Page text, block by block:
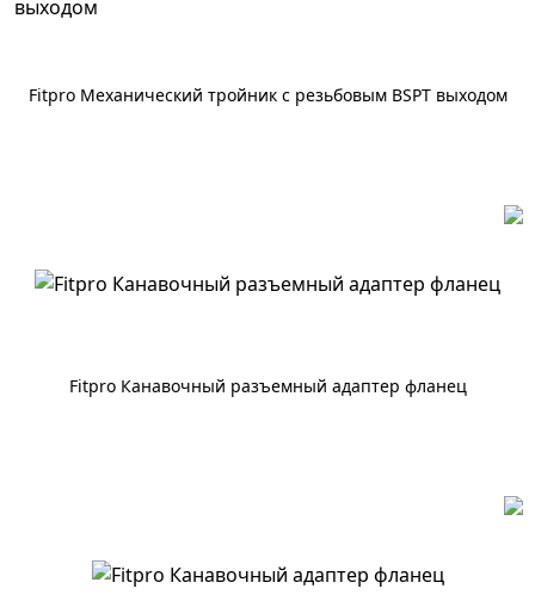
Fitpro Механический тройник с резьбовым BSPT выходом
Fitpro Канавочный разъемный адаптер фланец